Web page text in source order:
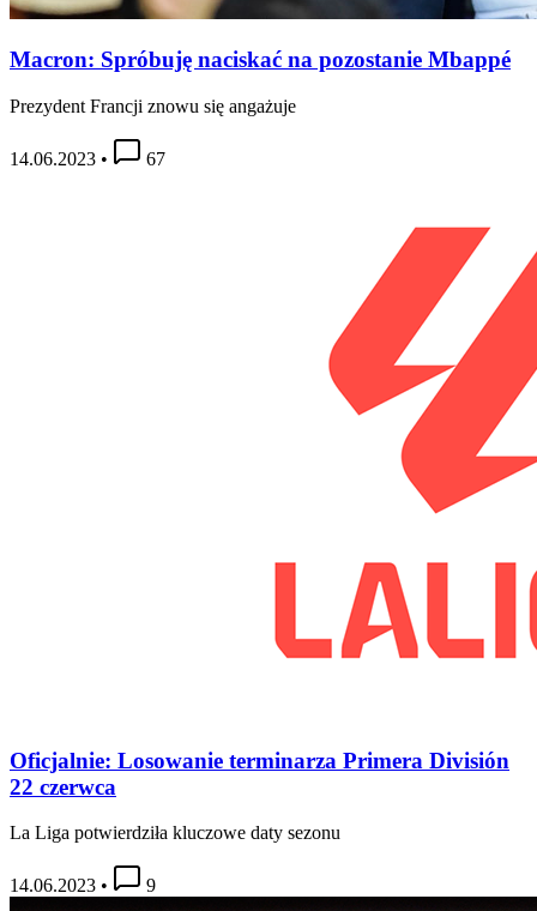
Macron: Spróbuję naciskać na pozostanie Mbappé
Prezydent Francji znowu się angażuje
14.06.2023 • 67
Oficjalnie: Losowanie terminarza Primera División
22 czerwca
La Liga potwierdziła kluczowe daty sezonu
14.06.2023 • 9